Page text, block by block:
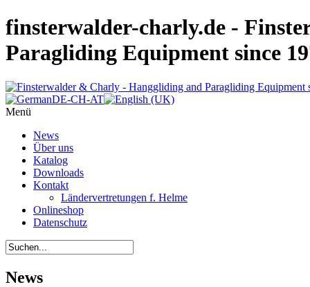
finsterwalder-charly.de -
Paragliding Equipment since
Menü
News
Über uns
Katalog
Downloads
Kontakt
Ländervertretungen f. Helme
Onlineshop
Datenschutz
News